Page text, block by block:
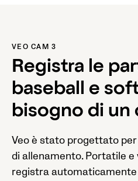
VEO CAM 3
Registra le
baseball e
bisogno di un
Veo è stato progettato
di allenamento. Portatile e
registra automaticamente